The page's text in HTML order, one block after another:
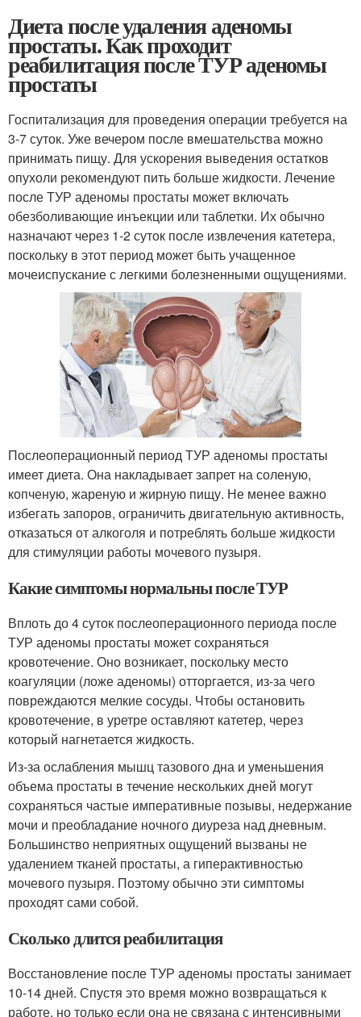
Диета после удаления аденомы
простаты. Как проходит
реабилитация после ТУР аденомы
простаты
Госпитализация для проведения операции требуется на
3-7 суток. Уже вечером после вмешательства можно
принимать пищу. Для ускорения выведения остатков
опухоли рекомендуют пить больше жидкости. Лечение
после ТУР аденомы простаты может включать
обезболивающие инъекции или таблетки. Их обычно
назначают через 1-2 суток после извлечения катетера,
поскольку в этот период может быть учащенное
мочеиспускание с легкими болезненными ощущениями.
Послеоперационный период ТУР аденомы простаты
имеет диета. Она накладывает запрет на соленую,
копченую, жареную и жирную пищу. Не менее важно
избегать запоров, ограничить двигательную активность,
отказаться от алкоголя и потреблять больше жидкости
для стимуляции работы мочевого пузыря.
Какие симптомы нормальны после ТУР
Вплоть до 4 суток послеоперационного периода после
ТУР аденомы простаты может сохраняться
кровотечение. Оно возникает, поскольку место
коагуляции (ложе аденомы) отторгается, из-за чего
повреждаются мелкие сосуды. Чтобы остановить
кровотечение, в уретре оставляют катетер, через
который нагнетается жидкость.
Из-за ослабления мышц тазового дна и уменьшения
объема простаты в течение нескольких дней могут
сохраняться частые императивные позывы, недержание
мочи и преобладание ночного диуреза над дневным.
Большинство неприятных ощущений вызваны не
удалением тканей простаты, а гиперактивностью
мочевого пузыря. Поэтому обычно эти симптомы
проходят сами собой.
Сколько длится реабилитация
Восстановление после ТУР аденомы простаты занимает
10-14 дней. Спустя это время можно возвращаться к
работе, но только если она не связана с интенсивными